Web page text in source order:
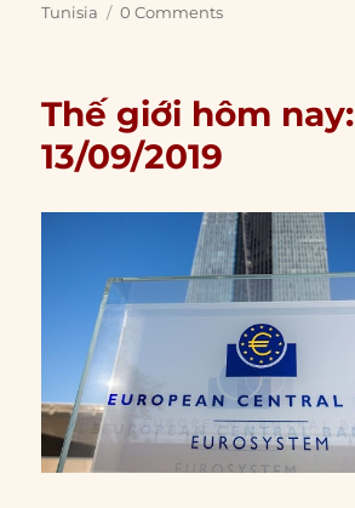
Tunisia
0 Comments
Thế giới hôm nay:
13/09/2019